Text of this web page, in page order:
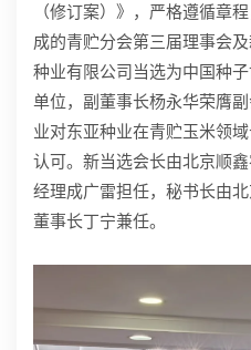
（修订案）》，严格遵循章
成的青贮分会第三届理事会
种业有限公司当选为中国种
单位，副董事长杨永华荣膺
业对东亚种业在青贮玉米领
认可。新当选会长由北京顺
经理成广雷担任，秘书长由
董事长丁宁兼任。